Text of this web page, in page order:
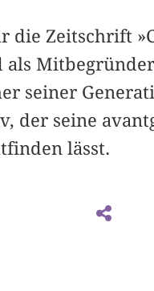
Zeitschrift
seiner
der seine
lässt.